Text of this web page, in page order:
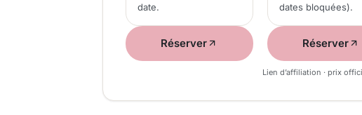
date.
Réserver
dates bloquées).
Réserver
Lien d’affiliation · prix